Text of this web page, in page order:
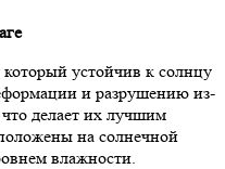
устойчив к солнцу
и разрушению из-
делает их лучшим
на солнечной
влажности.